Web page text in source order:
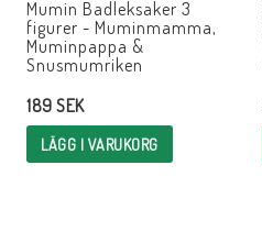
Mumin Badleksaker 3
figurer - Muminmamma,
Muminpappa &
Snusmumriken
189 SEK
LÄGG I VARUKORG